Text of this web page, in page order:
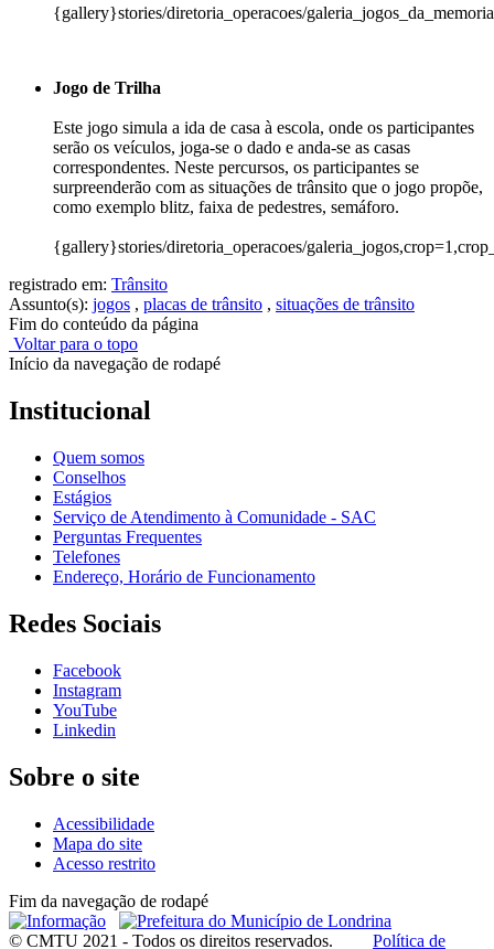
{gallery}stories/diretoria_operacoes/
Jogo de Trilha
Este jogo simula a ida de casa à escola, onde os participantes
serão os veículos, joga-se o dado e anda-se as casas
correspondentes. Neste percursos, os participantes se
surpreenderão com as situações de trânsito que o jogo propõe,
como exemplo blitz, faixa de pedestres, semáforo.
{gallery}stories/diretoria_operacoes/
registrado em: Trânsito
Assunto(s): jogos , placas de trânsito , situações de trânsito
Fim do conteúdo da página
Voltar para o topo
Início da navegação de rodapé
Institucional
Quem somos
Conselhos
Estágios
Serviço de Atendimento à Comunidade - SAC
Perguntas Frequentes
Telefones
Endereço, Horário de Funcionamento
Redes Sociais
Facebook
Instagram
YouTube
Linkedin
Sobre o site
Acessibilidade
Mapa do site
Acesso restrito
Fim da navegação de rodapé
© CMTU 2021 - Todos os direitos reservados. Política de